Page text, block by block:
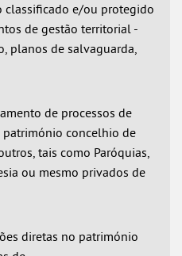
classificado e/ou protegido
de gestão territorial -
planos de salvaguarda,
de processos de
património concelhio de
tais como Paróquias,
ou mesmo privados de
diretas no património